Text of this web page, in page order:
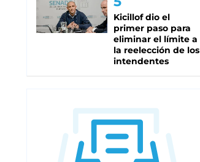
Kicillof dio el
primer paso para
eliminar el límite a
la reelección de los
intendentes